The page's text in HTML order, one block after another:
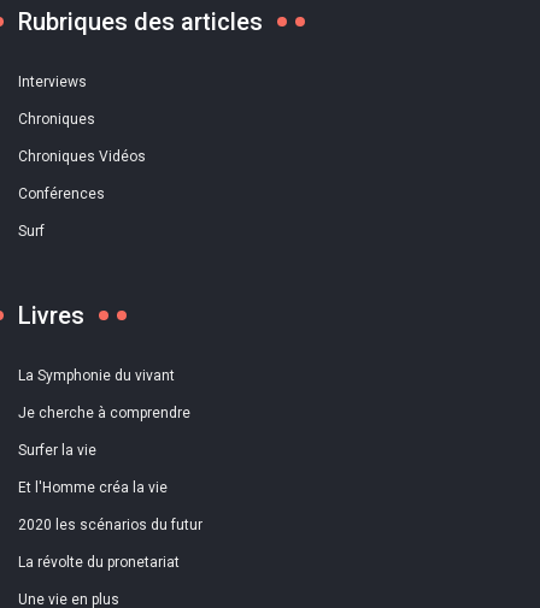
Rubriques des articles
Interviews
Chroniques
Chroniques Vidéos
Conférences
Surf
Livres
La Symphonie du vivant
Je cherche à comprendre
Surfer la vie
Et l'Homme créa la vie
2020 les scénarios du futur
La révolte du pronetariat
Une vie en plus